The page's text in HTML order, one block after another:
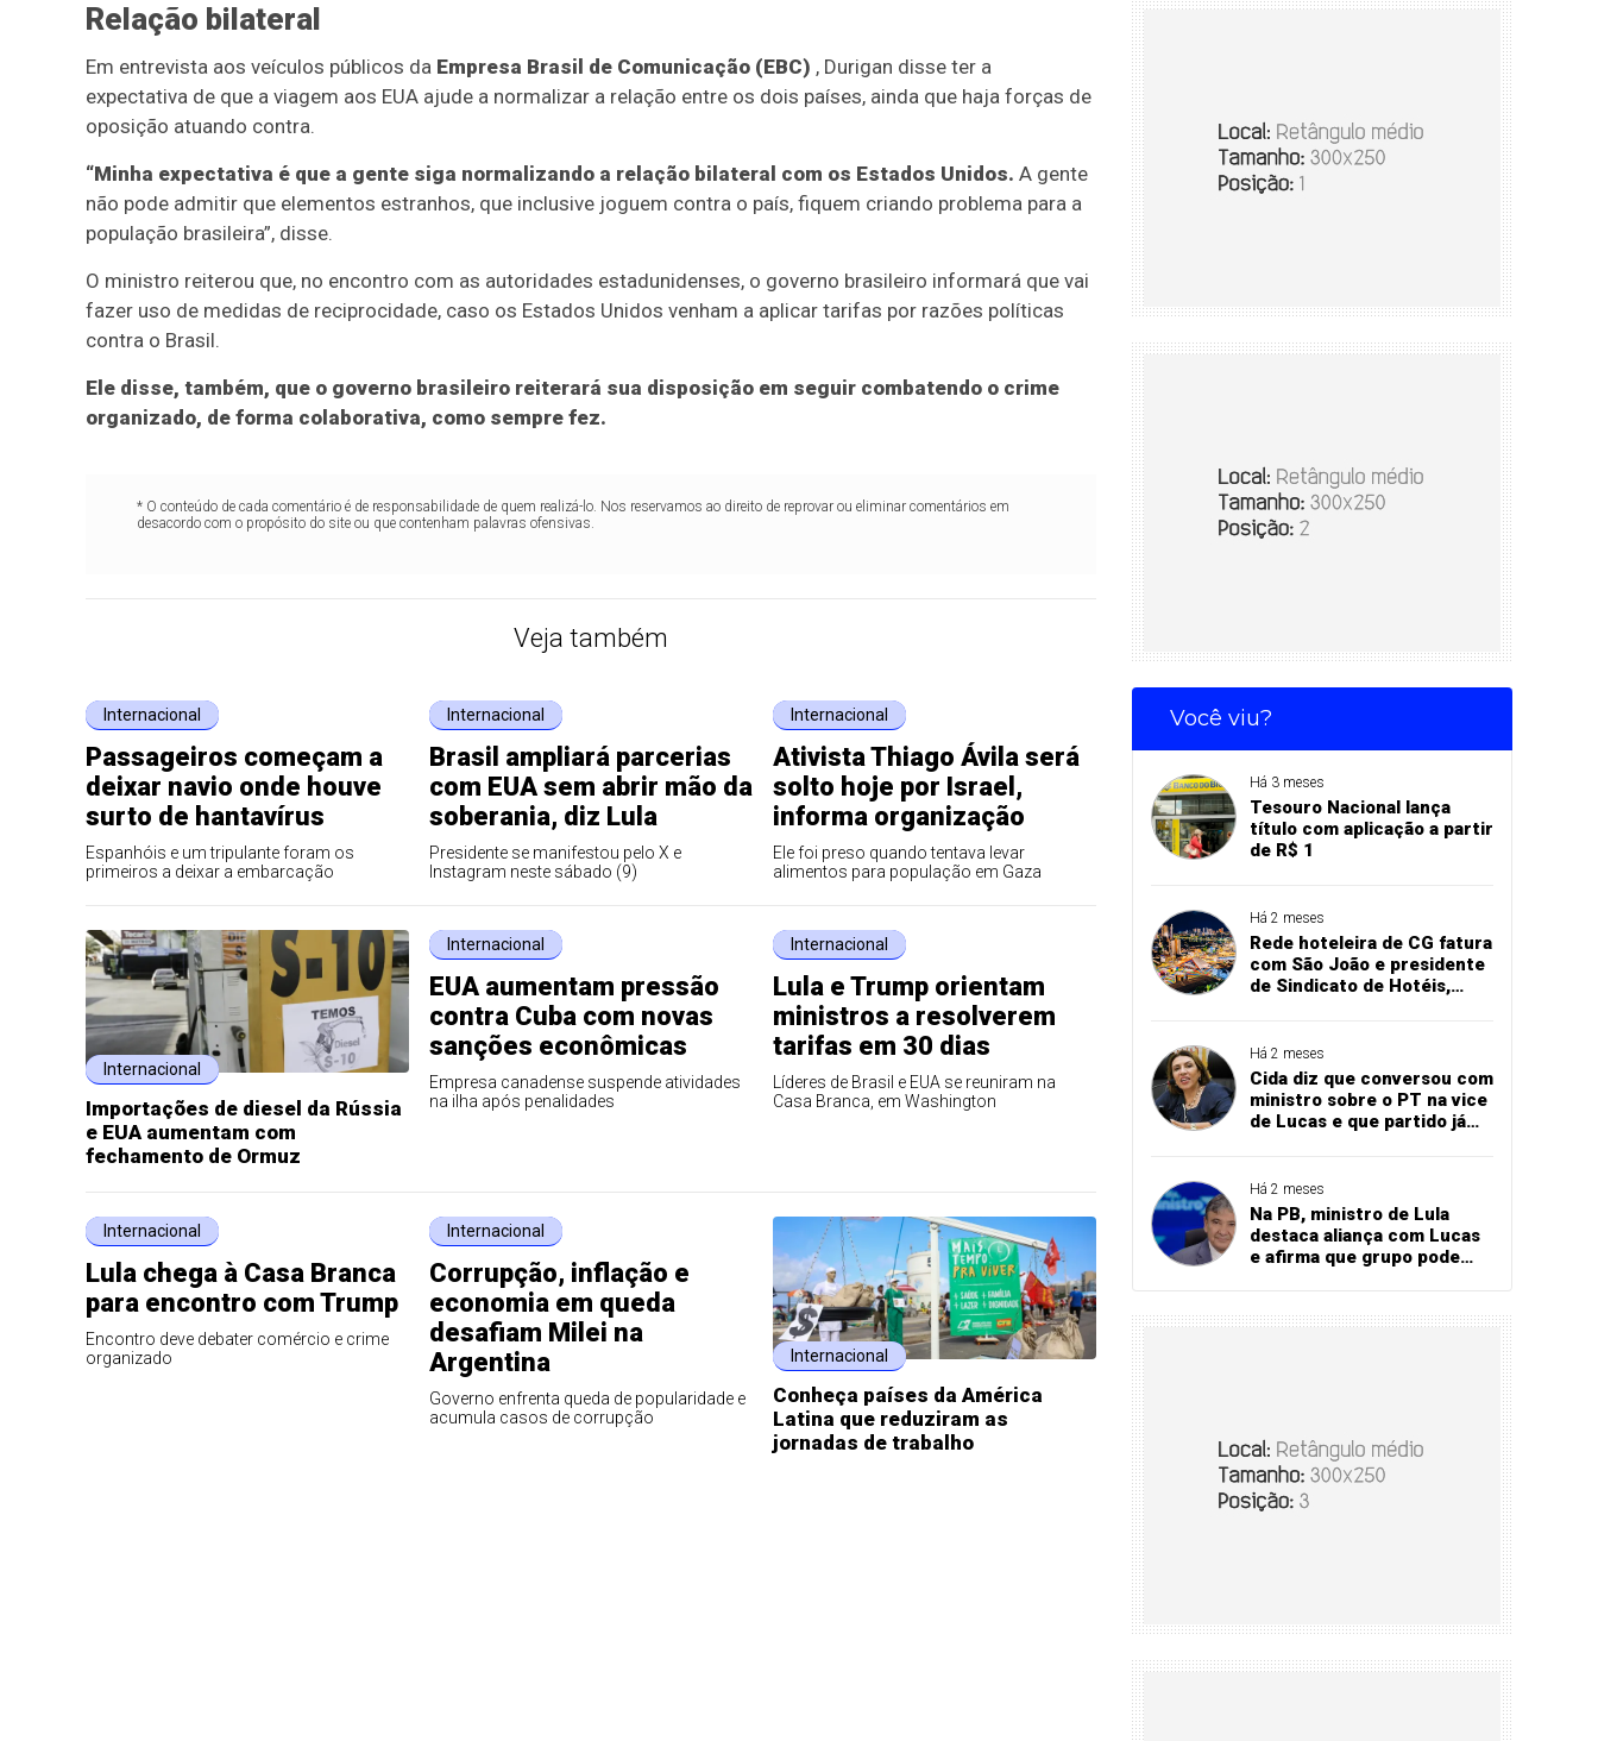
Relação bilateral
Em entrevista aos veículos públicos da Empresa Brasil de Comunicação (EBC) , Durigan disse ter a
expectativa de que a viagem aos EUA ajude a normalizar a relação entre os dois países, ainda que haja forças de
oposição atuando contra.
“Minha expectativa é que a gente siga normalizando a relação bilateral com os Estados Unidos. A gente
não pode admitir que elementos estranhos, que inclusive joguem contra o país, fiquem criando problema para a
população brasileira”, disse.
O ministro reiterou que, no encontro com as autoridades estadunidenses, o governo brasileiro informará que vai
fazer uso de medidas de reciprocidade, caso os Estados Unidos venham a aplicar tarifas por razões políticas
contra o Brasil.
Ele disse, também, que o governo brasileiro reiterará sua disposição em seguir combatendo o crime
organizado, de forma colaborativa, como sempre fez.
* O conteúdo de cada comentário é de responsabilidade de quem realizá-lo. Nos reservamos ao direito de reprovar ou eliminar comentários em
desacordo com o propósito do site ou que contenham palavras ofensivas.
Veja também
Internacional
Passageiros começam a
deixar navio onde houve
surto de hantavírus
Espanhóis e um tripulante foram os
primeiros a deixar a embarcação
Internacional
Brasil ampliará parcerias
com EUA sem abrir mão da
soberania, diz Lula
Presidente se manifestou pelo X e
Instagram neste sábado (9)
Internacional
Ativista Thiago Ávila será
solto hoje por Israel,
informa organização
Ele foi preso quando tentava levar
alimentos para população em Gaza
Internacional
Importações de diesel da Rússia
e EUA aumentam com
fechamento de Ormuz
Internacional
EUA aumentam pressão
contra Cuba com novas
sanções econômicas
Empresa canadense suspende atividades
na ilha após penalidades
Internacional
Lula e Trump orientam
ministros a resolverem
tarifas em 30 dias
Líderes de Brasil e EUA se reuniram na
Casa Branca, em Washington
Internacional
Lula chega à Casa Branca
para encontro com Trump
Encontro deve debater comércio e crime
organizado
Internacional
Corrupção, inflação e
economia em queda
desafiam Milei na
Argentina
Governo enfrenta queda de popularidade e
acumula casos de corrupção
Internacional
Conheça países da América
Latina que reduziram as
jornadas de trabalho
Você viu?
Há 3 meses
Tesouro Nacional lança
título com aplicação a partir
de R$ 1
Há 2 meses
Rede hoteleira de CG fatura
com São João e presidente
de Sindicato de Hotéis,
Há 2 meses
Cida diz que conversou com
ministro sobre o PT na vice
de Lucas e que partido já
Há 2 meses
Na PB, ministro de Lula
destaca aliança com Lucas
e afirma que grupo pode